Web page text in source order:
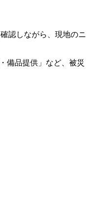
認しながら、現地のニ
備品提供」など、被災